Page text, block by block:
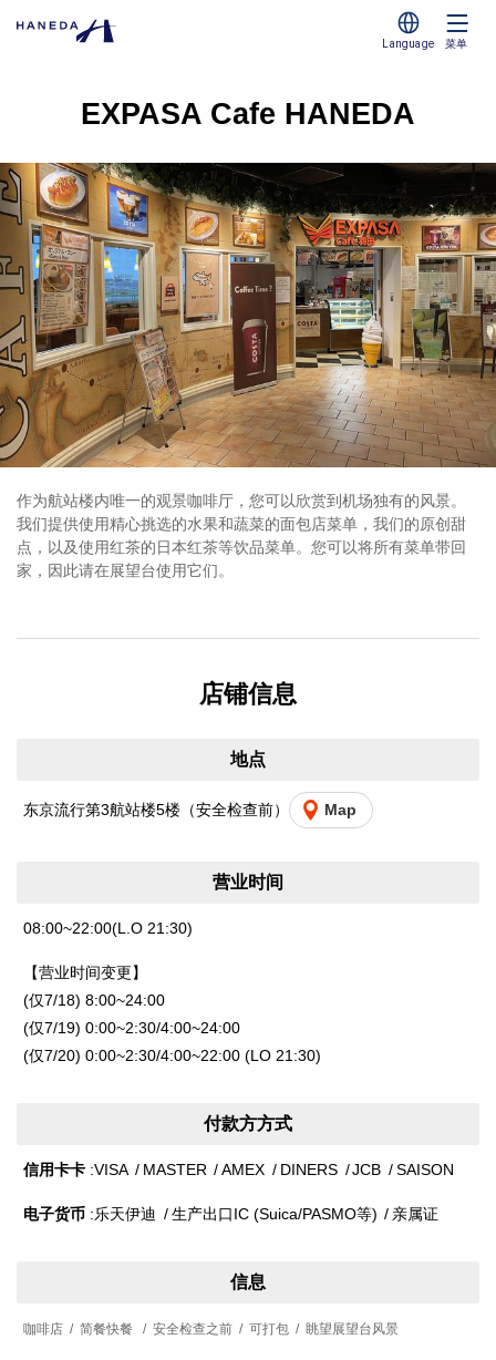
Language 菜单
EXPASA Cafe HANEDA
作为航站楼内唯一的观景咖啡厅，您可以欣赏到机场独有的风景。
我们提供使用精心挑选的水果和蔬菜的面包店菜单，我们的原创甜
点，以及使用红茶的日本红茶等饮品菜单。您可以将所有菜单带回
家，因此请在展望台使用它们。
店铺信息
地点
东京流行第3航站楼5楼（安全检查前） Map
营业时间
08:00~22:00(L.O 21:30)
【营业时间变更】
(仅7/18) 8:00~24:00
(仅7/19) 0:00~2:30/4:00~24:00
(仅7/20) 0:00~2:30/4:00~22:00 (LO 21:30)
付款方方式
信用卡卡 VISA MASTER AMEX DINERS JCB SAISON
电子货币 乐天伊迪 生产出口IC (Suica/PASMO等) 亲属证
信息
咖啡店 简餐快餐 安全检查之前 可打包 眺望展望台风景